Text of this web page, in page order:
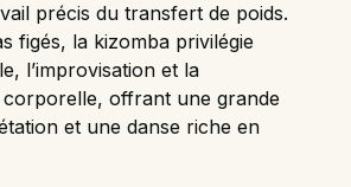
précis du transfert de poids.
figés, la kizomba privilégie
l’improvisation et la
offrant une grande
et une danse riche en